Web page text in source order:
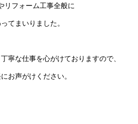
リフォーム工事全般に
てまいりました。
寧な仕事を心がけておりますので、
お声がけください。